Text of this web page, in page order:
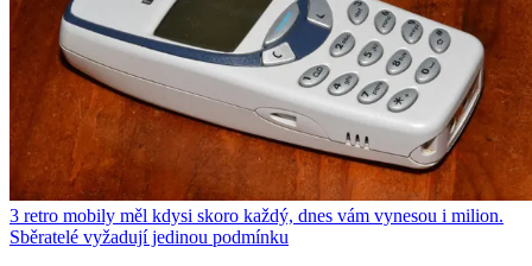
3 retro mobily měl kdysi skoro každý, dnes vám vynesou i milion.
Sběratelé vyžadují jedinou podmínku